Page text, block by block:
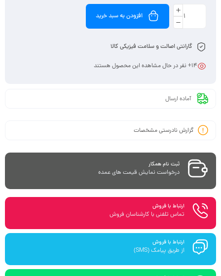
افزودن به سبد خرید
گارانتی اصالت و سلامت فیزیکی کالا
14+ نفر در حال مشاهده این محصول هستند
آماده ارسال
گزارش نادرستی مشخصات
ثبت نام همکار
درخواست نمایش قیمت های عمده
ارتباط با فروش
تماس تلفنی با کارشناسان فروش
ارتباط با فروش
از طریق پیامک (SMS)